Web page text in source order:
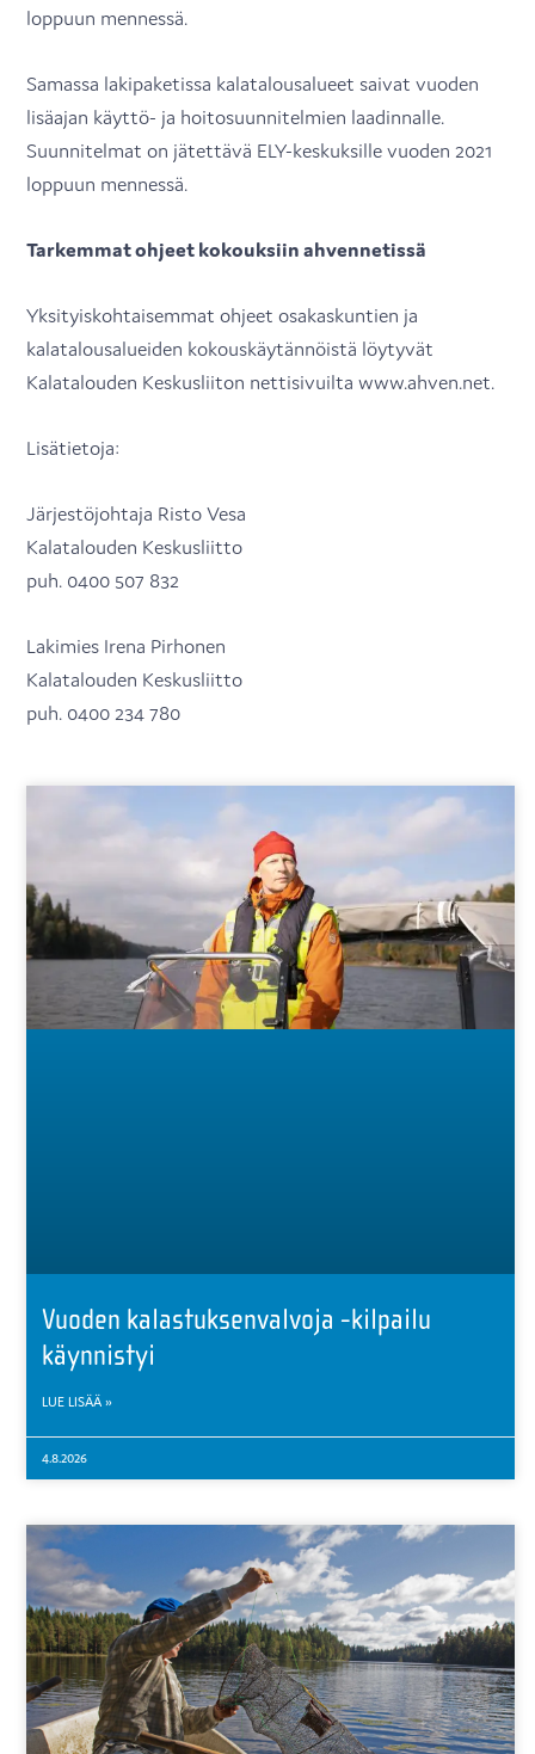
loppuun mennessä.
Samassa lakipaketissa kalatalousalueet saivat vuoden
lisäajan käyttö- ja hoitosuunnitelmien laadinnalle.
Suunnitelmat on jätettävä ELY-keskuksille vuoden 2021
loppuun mennessä.
Tarkemmat ohjeet kokouksiin ahvennetissä
Yksityiskohtaisemmat ohjeet osakaskuntien ja
kalatalousalueiden kokouskäytännöistä löytyvät
Kalatalouden Keskusliiton nettisivuilta www.ahven.net.
Lisätietoja:
Järjestöjohtaja Risto Vesa
Kalatalouden Keskusliitto
puh. 0400 507 832
Lakimies Irena Pirhonen
Kalatalouden Keskusliitto
puh. 0400 234 780
Vuoden kalastuksenvalvoja -kilpailu
käynnistyi
LUE LISÄÄ »
4.8.2026